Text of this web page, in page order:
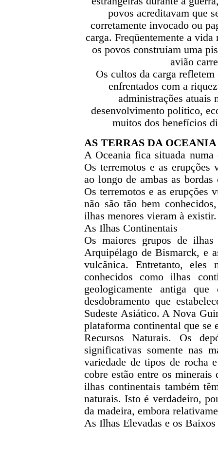
povos acreditavam que
corretamente invocado ou
carga. Freqüentemente a
os povos construíam uma
avião
Os cultos da carga
enfrentados com a
administrações atuais
desenvolvimento político,
muitos dos benefícios
AS TERRAS DA OCEANIA
A Oceania fica situada numa
Os terremotos e as erupções
ao longo de ambas as
Os terremotos e as erupções
não são tão bem
ilhas menores vieram à existir.
As Ilhas Continentais
Os maiores grupos de
Arquipélago de Bismarck, e
vulcânica. Entretanto, eles
conhecidos como ilhas
geologicamente antiga
desdobramento que
Sudeste Asiático. A Nova
plataforma continental que se
Recursos Naturais. Os
significativas somente nas
variedade de tipos de rocha
cobre estão entre os
ilhas continentais também
naturais. Isto é verdadeiro,
da madeira, embora
As Ilhas Elevadas e os